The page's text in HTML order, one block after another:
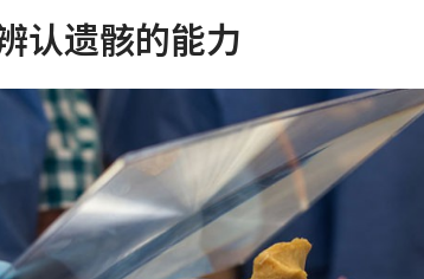
认遗骸的能力